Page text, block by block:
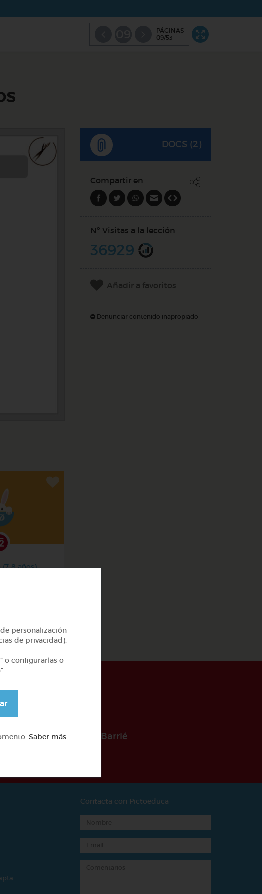
PÁGINAS
09/53
(7-8 años)
DOCS (2)
Compartir en
Nº Visitas a la lección
36929
Añadir a favoritos
Denunciar contenido inapropiado
de la Fundación Barrié
Contacta con Pictoeduca
personalización
de privacidad).
o configurarlas o
Saber más.